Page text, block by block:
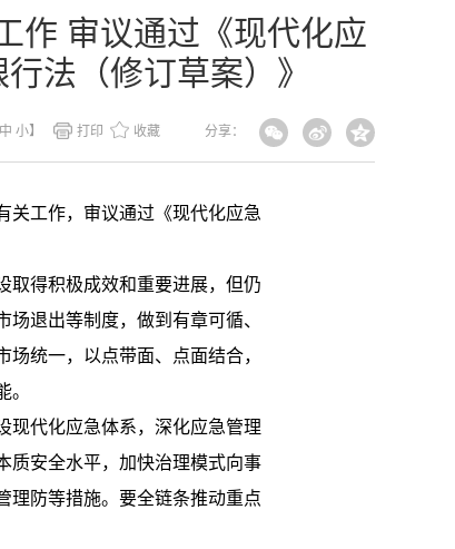
作 审议通过《现代化应
法（修订草案）》
分享：
中 小】 打印 收藏
关工作，审议通过《现代化应急
取得积极成效和重要进展，但仍
退出等制度，做到有章可循、
统一，以点带面、点面结合，
现代化应急体系，深化应急管理
质安全水平，加快治理模式向事
理防等措施。要全链条推动重点